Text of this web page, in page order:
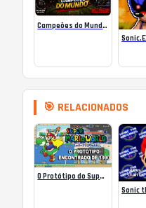
Campeões do Mundo (ISS) Online
🎯 RELACIONADOS
O Protótipo do Super Mario World ENCONTRADO